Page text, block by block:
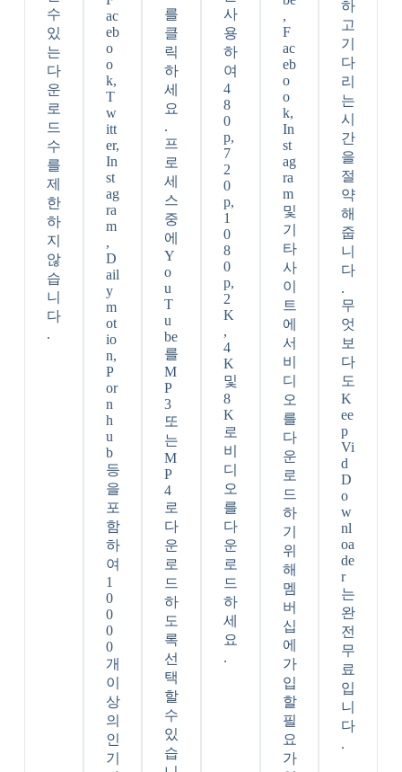
수
있
는
다
운
로
드
수
를
제
한
하
지
않
습
니
다
.
ac
eb
o
o
k,
T
w
itt
er,
In
st
ag
ra
m
,
D
ail
y
m
ot
io
n,
P
or
n
h
u
b
등
을
포
함
하
여
1
0
0
0
0
개
이
상
의
인
기
를
클
릭
하
세
요
.
프
로
세
스
중
에
Y
o
u
T
u
be
를
M
P
3
또
는
M
P
4
로
다
운
로
드
하
도
록
선
택
할
수
있
습
사
용
하
여
4
8
0
p,
7
2
0
p,
1
0
8
0
p,
2
K
,
4
K
및
8
K
로
비
디
오
를
다
운
로
드
하
세
요
.
,
F
ac
eb
o
o
k,
In
st
ag
ra
m
및
기
타
사
이
트
에
서
비
디
오
를
다
운
로
드
하
기
위
해
멤
버
십
에
가
입
할
필
요
가
하
고
기
다
리
는
시
간
을
절
약
해
줍
니
다
.
무
엇
보
다
도
K
ee
p
Vi
d
D
o
w
nl
oa
de
r
는
완
전
무
료
입
니
다
.